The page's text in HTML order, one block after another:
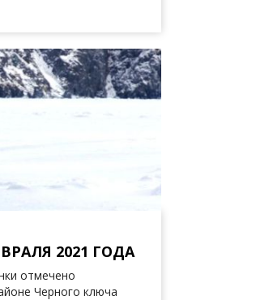
2021 ГОДА
отмечено
Черного ключа